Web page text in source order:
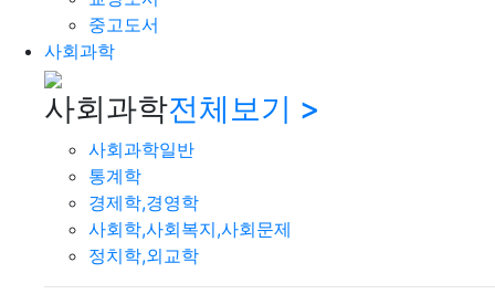
중고도서
사회과학
사회과학전체보기 >
사회과학일반
통계학
경제학,경영학
사회학,사회복지,사회문제
정치학,외교학